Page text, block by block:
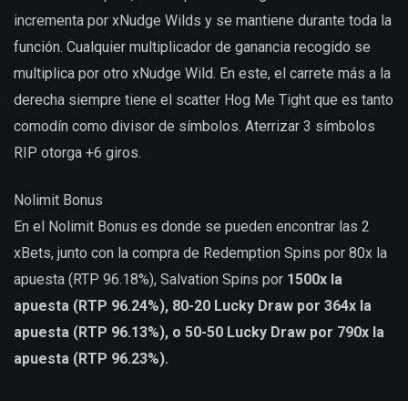
incrementa por xNudge Wilds y se mantiene durante toda la
función. Cualquier multiplicador de ganancia recogido se
multiplica por otro xNudge Wild. En este, el carrete más a la
derecha siempre tiene el scatter Hog Me Tight que es tanto
comodín como divisor de símbolos. Aterrizar 3 símbolos
RIP otorga +6 giros.
Nolimit Bonus
En el Nolimit Bonus es donde se pueden encontrar las 2
xBets, junto con la compra de Redemption Spins por 80x la
apuesta (RTP 96.18%), Salvation Spins por 1500x la
apuesta (RTP 96.24%), 80-20 Lucky Draw por 364x la
apuesta (RTP 96.13%), o 50-50 Lucky Draw por 790x la
apuesta (RTP 96.23%).